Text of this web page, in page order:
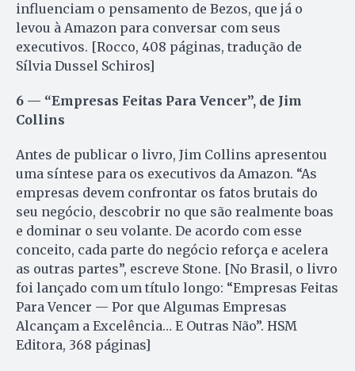
influenciam o pensamento de Bezos, que já o
levou à Amazon para conversar com seus
executivos. [Rocco, 408 páginas, tradução de
Sílvia Dussel Schiros]
6 — “Empresas Feitas Para Vencer”, de Jim
Collins
Antes de publicar o livro, Jim Collins apresentou
uma síntese para os executivos da Amazon. “As
empresas devem confrontar os fatos brutais do
seu negócio, descobrir no que são realmente boas
e dominar o seu volante. De acordo com esse
conceito, cada parte do negócio reforça e acelera
as outras partes”, escreve Stone. [No Brasil, o livro
foi lançado com um título longo: “Empresas Feitas
Para Vencer — Por que Algumas Empresas
Alcançam a Excelência… E Outras Não”. HSM
Editora, 368 páginas]